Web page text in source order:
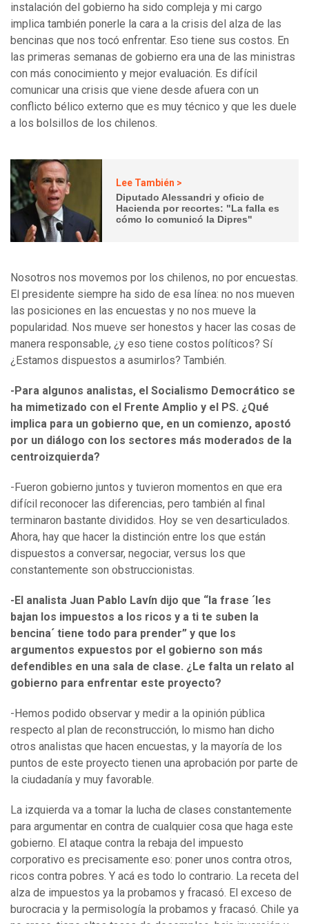
instalación del gobierno ha sido compleja y mi cargo
implica también ponerle la cara a la crisis del alza de las
bencinas que nos tocó enfrentar. Eso tiene sus costos. En
las primeras semanas de gobierno era una de las ministras
con más conocimiento y mejor evaluación. Es difícil
comunicar una crisis que viene desde afuera con un
conflicto bélico externo que es muy técnico y que les duele
a los bolsillos de los chilenos.
Lee También >
Diputado Alessandri y oficio de
Hacienda por recortes: "La falla es
cómo lo comunicó la Dipres"
Nosotros nos movemos por los chilenos, no por encuestas.
El presidente siempre ha sido de esa línea: no nos mueven
las posiciones en las encuestas y no nos mueve la
popularidad. Nos mueve ser honestos y hacer las cosas de
manera responsable, ¿y eso tiene costos políticos? Sí
¿Estamos dispuestos a asumirlos? También.
-Para algunos analistas, el Socialismo Democrático se
ha mimetizado con el Frente Amplio y el PS. ¿Qué
implica para un gobierno que, en un comienzo, apostó
por un diálogo con los sectores más moderados de la
centroizquierda?
-Fueron gobierno juntos y tuvieron momentos en que era
difícil reconocer las diferencias, pero también al final
terminaron bastante divididos. Hoy se ven desarticulados.
Ahora, hay que hacer la distinción entre los que están
dispuestos a conversar, negociar, versus los que
constantemente son obstruccionistas.
-El analista Juan Pablo Lavín dijo que “la frase ´les
bajan los impuestos a los ricos y a ti te suben la
bencina´ tiene todo para prender” y que los
argumentos expuestos por el gobierno son más
defendibles en una sala de clase. ¿Le falta un relato al
gobierno para enfrentar este proyecto?
-Hemos podido observar y medir a la opinión pública
respecto al plan de reconstrucción, lo mismo han dicho
otros analistas que hacen encuestas, y la mayoría de los
puntos de este proyecto tienen una aprobación por parte de
la ciudadanía y muy favorable.
La izquierda va a tomar la lucha de clases constantemente
para argumentar en contra de cualquier cosa que haga este
gobierno. El ataque contra la rebaja del impuesto
corporativo es precisamente eso: poner unos contra otros,
ricos contra pobres. Y acá es todo lo contrario. La receta del
alza de impuestos ya la probamos y fracasó. El exceso de
burocracia y la permisología la probamos y fracasó. Chile ya